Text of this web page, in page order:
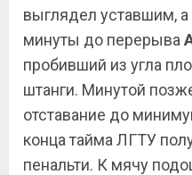
выглядел уставшим,
минуты до перерыва
пробивший из угла
штанги. Минутой
отставание до
конца тайма ЛГТУ
пенальти. К мячу